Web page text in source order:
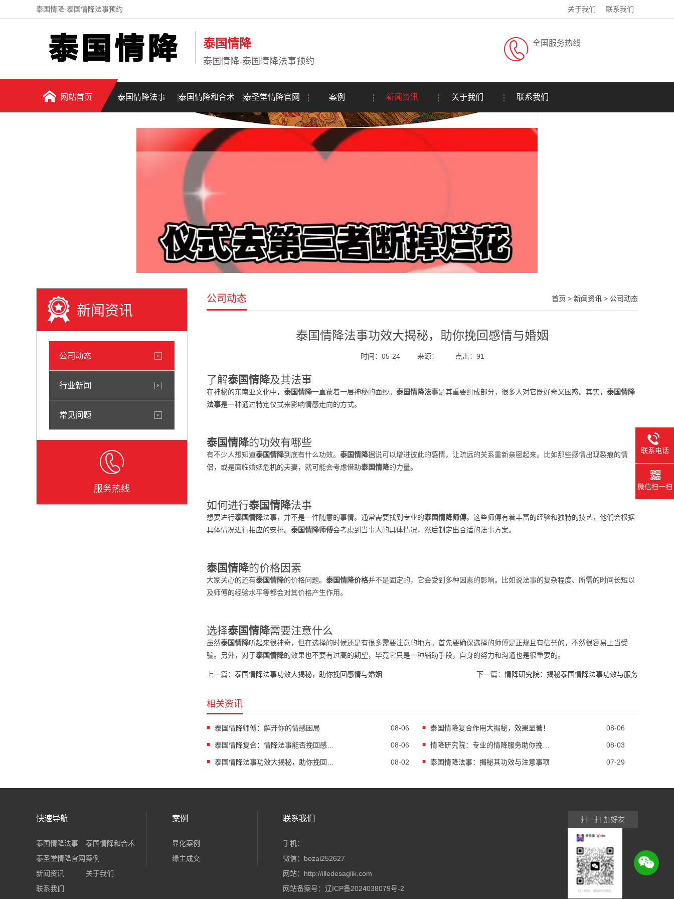
泰国情降-泰国情降法事预约 关于我们 联系我们
泰国情降
泰国情降-泰国情降法事预约
全国服务热线
网站首页 泰国情降法事 泰国情降和合术 泰圣堂情降官网 案例 新闻资讯 关于我们 联系我们
新闻资讯
公司动态
行业新闻
常见问题
服务热线
公司动态 首页 > 新闻资讯 > 公司动态
泰国情降法事功效大揭秘，助你挽回感情与婚姻
时间：05-24 来源： 点击： 91
了解泰国情降及其法事
在神秘的东南亚文化中， 泰国情降一直蒙着一层神秘的面纱。 泰国情降法事是其重要组成部分，很多人对它既好奇又困惑。其实， 泰国情降
法事是一种通过特定仪式来影响情感走向的方式。
泰国情降的功效有哪些
有不少人想知道泰国情降到底有什么功效。 泰国情降据说可以增进彼此的感情，让疏远的关系重新亲密起来。比如那些感情出现裂痕的情
侣，或是面临婚姻危机的夫妻，就可能会考虑借助泰国情降的力量。
如何进行泰国情降法事
想要进行泰国情降法事，并不是一件随意的事情。通常需要找到专业的泰国情降师傅。这些师傅有着丰富的经验和独特的技艺，他们会根据
具体情况进行相应的安排。 泰国情降师傅会考虑到当事人的具体情况，然后制定出合适的法事方案。
泰国情降的价格因素
大家关心的还有泰国情降的价格问题。 泰国情降价格并不是固定的，它会受到多种因素的影响。比如说法事的复杂程度、所需的时间长短以
及师傅的经验水平等都会对其价格产生作用。
选择泰国情降需要注意什么
虽然泰国情降听起来很神奇，但在选择的时候还是有很多需要注意的地方。首先要确保选择的师傅是正规且有信誉的，不然很容易上当受
骗。另外，对于泰国情降的效果也不要有过高的期望，毕竟它只是一种辅助手段，自身的努力和沟通也是很重要的。
上一篇： 泰国情降法事功效大揭秘，助你挽回感情与婚姻 下一篇： 情降研究院：揭秘泰国情降法事功效与服务
相关资讯
泰国情降师傅：解开你的情感困局 08-06 泰国情降复合作用大揭秘，效果显著！ 08-06
08-06 08-03
08-02 泰国情降法事：揭秘其功效与注意事项 07-29
快速导航
泰国情降法事
泰国情降和合术
泰圣堂情降官网案例
新闻资讯
关于我们
联系我们
案例
显化案例
缘主成交
联系我们
手机：
微信：bozai252627
网站：http://illedesaglik.com
网站备案号： 辽ICP备2024038079号-2
扫一扫 加好友
联系电话
微信扫一扫